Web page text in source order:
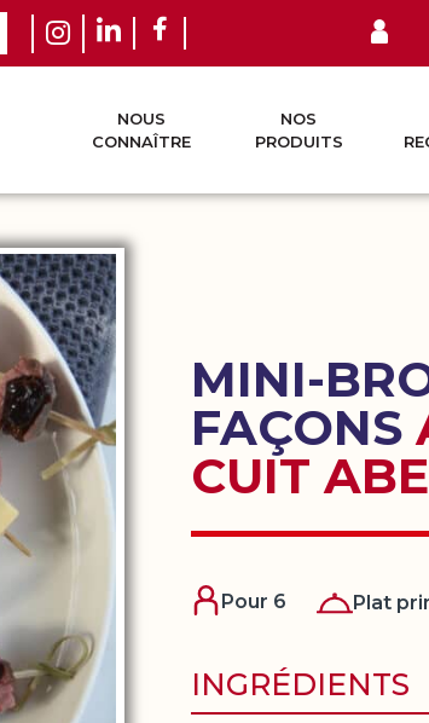
NOUS
CONNAÎTRE
NOS
PRODUITS
MINI-
FAÇONS
CUIT
Pour 6 Plat
INGRÉDIENTS